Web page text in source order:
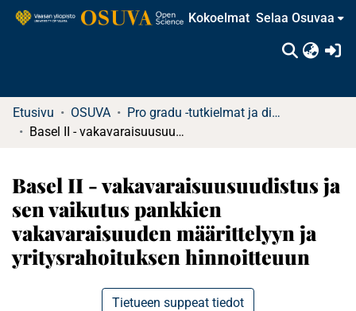
Kokoelmat Selaa Osuvaa
Etusivu OSUVA
Pro gradu -tutkielmat ja diplomityöt
Basel II - vakavaraisuusuudistus ja sen vaikutus pankkien vakavaraisuuden määrittelyyn ja yritysrahoituksen hinnoitteuun
Basel II - vakavaraisuusuudistus ja
sen vaikutus pankkien
vakavaraisuuden määrittelyyn ja
yritysrahoituksen hinnoitteuun
Tietueen suppeat tiedot